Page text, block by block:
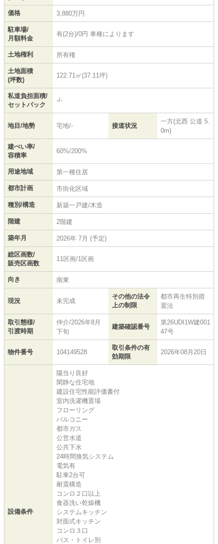
価格 3,880万円
駐車場/
月額料金
有(2台)/0円 車種によります
土地権利 所有権
土地面積
(坪数)
122.71㎡(37.11坪)
私道負担面積/
セットバック
-/-
地目/地勢 宅地/- 接道状況
一方(北西 公道 5.
0m)
建ぺい率/
容積率
60%/200%
用途地域 第一種住居
都市計画 市街化区域
種別/構造 新築一戸建/木造
階建 2階建
築年月 2026年 7月 (予定)
総区画数/
販売区画数
11区画/1区画
向き 南東
現況 未完成
その他の法令
上の制限
都市再生特別措
置法
取引態様/
引渡時期
仲介/2026年8月
下旬
建築確認番号
第26UDI1W建001
47号
物件番号 104149528
取引条件の有
効期限
2026年08月20日
設備条件
陽当り良好
閑静な住宅地
建設住宅性能評価書付
室内洗濯機置場
フローリング
バルコニー
都市ガス
公営水道
公共下水
24時間換気システム
電気有
駐車2台可
耐震構造
コンロ２口以上
食器洗い乾燥機
システムキッチン
対面式キッチン
コンロ３口
バス・トイレ別